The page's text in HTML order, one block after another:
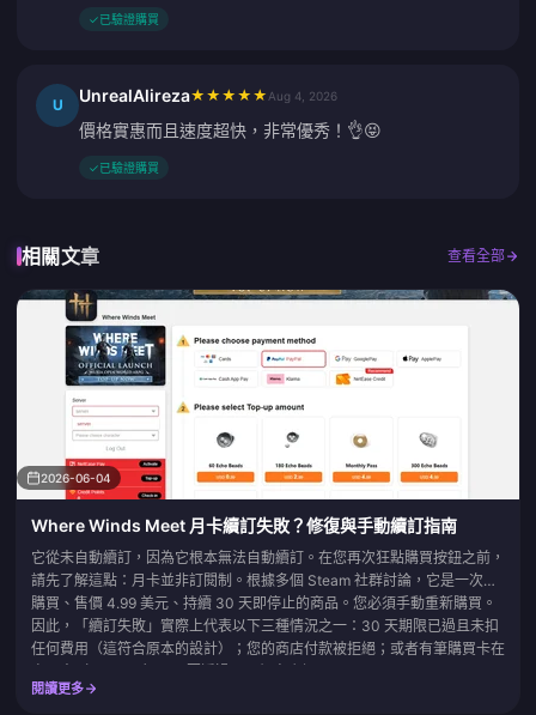
✓已驗證購買
U UnrealAlireza★ ★ ★ ★ ★ Aug 4, 2026
價格實惠而且速度超快，非常優秀！👌😝
✓已驗證購買
相關文章 查看全部
2026-06-04
Where Winds Meet 月卡續訂失敗？修復與手動續訂指南
它從未自動續訂，因為它根本無法自動續訂。在您再次狂點購買按鈕之前，
請先了解這點：月卡並非訂閱制。根據多個 Steam 社群討論，它是一次性
購買、售價 4.99 美元、持續 30 天即停止的商品。您必須手動重新購買。
因此，「續訂失敗」實際上代表以下三種情況之一：30 天期限已過且未扣
任何費用（這符合原本的設計）；您的商店付款被拒絕；或者有筆購買卡在
閱讀更多